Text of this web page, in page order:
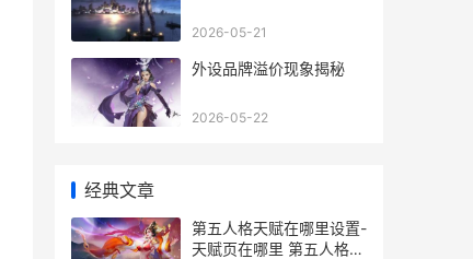
2026-05-21
外设品牌溢价现象揭秘
2026-05-22
经典文章
第五人格天赋在哪里设置-
天赋页在哪里 第五人格天